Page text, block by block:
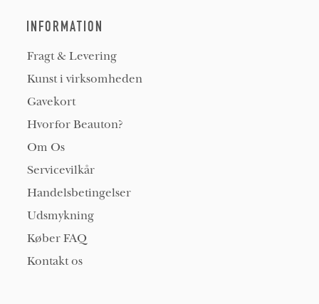
INFORMATION
Fragt & Levering
Kunst i virksomheden
Gavekort
Hvorfor Beauton?
Om Os
Servicevilkår
Handelsbetingelser
Udsmykning
Køber FAQ
Kontakt os